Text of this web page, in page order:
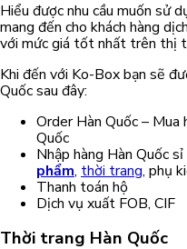
Hiểu được nhu cầu muốn sử
mang đến cho khách hàng
với mức giá tốt nhất trên thị
Khi đến với Ko-Box bạn sẽ
Quốc sau đây:
Order Hàn Quốc – Mua
Quốc
Nhập hàng Hàn Quốc
phẩm, thời trang, phụ
Thanh toán hộ
Dịch vụ xuất FOB, CIF
Thời trang Hàn Quốc